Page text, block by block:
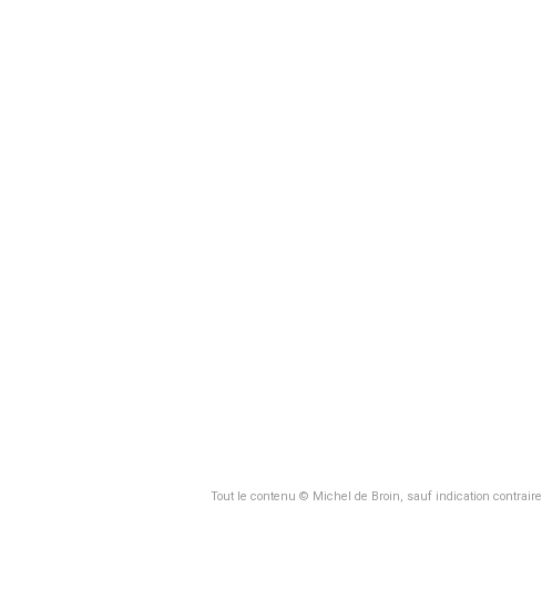
Tout le contenu © Michel de Broin, sauf indication contraire.